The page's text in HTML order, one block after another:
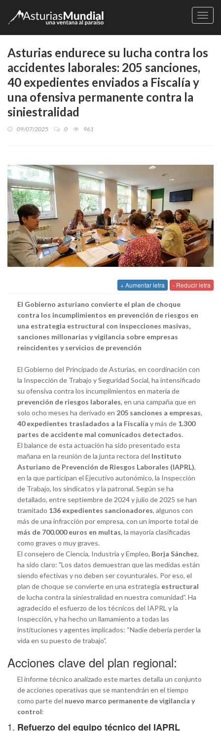
Asturias endurece su lucha contra los
accidentes laborales: 205 sanciones,
40 expedientes enviados a Fiscalía y
una ofensiva permanente contra la
siniestralidad
09/07/2025 0 961
+ Aumentar letra - Reducir letra
El Gobierno asturiano convierte el plan de choque
contra los incumplimientos en prevención de riesgos en
una estrategia estructural con inspecciones masivas,
sanciones millonarias y vigilancia sobre empresas
reincidentes y servicios de prevención
El Gobierno del Principado de Asturias, en coordinación con
la Inspección de Trabajo y Seguridad Social, ha intensificado
su ofensiva contra los incumplimientos en materia de
prevención de riesgos laborales, en una campaña que en
solo ocho meses ha derivado en 205 sanciones a empresas,
40 expedientes trasladados a la Fiscalía y más de 1.300
partes de accidente mal comunicados detectados.
El balance de esta actuación ha sido presentado esta
mañana en la reunión de la junta rectora del Instituto
Asturiano de Prevención de Riesgos Laborales (IAPRL),
en la que participan el Ejecutivo autonómico, la Inspección
de Trabajo, los sindicatos y la patronal. Según se ha
detallado, entre septiembre de 2024 y julio de 2025 se han
tramitado 136 expedientes sancionadores, algunos con
más de una infracción por empresa, con un importe total de
más de 700.000 euros en multas, la mayoría clasificadas
como graves o muy graves.
El consejero de Ciencia, Industria y Empleo, Borja Sánchez,
ha sido claro: "Los datos demuestran que las medidas están
siendo efectivas y no deben ser coyunturales. Por eso, el
plan de choque se convierte en una estrategia estructural
de lucha contra la siniestralidad en nuestra comunidad”. Ha
agradecido el esfuerzo de los técnicos del IAPRL y la
Inspección, y ha hecho un llamamiento a todas las
instituciones y agentes implicados: “Nadie debería perder la
vida en su puesto de trabajo”.
Acciones clave del plan regional:
El informe técnico analizado este martes detalla un conjunto
de acciones operativas que se mantendrán en el tiempo
como parte del nuevo marco permanente de vigilancia y
control:
1. Refuerzo del equipo técnico del IAPRL